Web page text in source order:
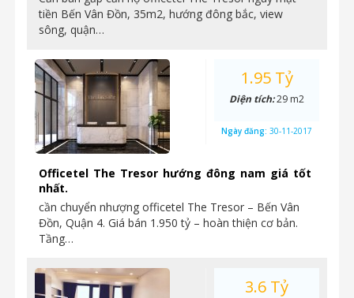
tiền Bến Vân Đồn, 35m2, hướng đông bắc, view
sông, quận…
Officetel The Tresor hướng đông nam giá tốt
nhất.
cần chuyển nhượng officetel The Tresor – Bến Vân
Đồn, Quận 4. Giá bán 1.950 tỷ – hoàn thiện cơ bản.
Tầng…
1.95 Tỷ
Diện tích:29 m2
Ngày đăng: 30-11-2017
3.6 Tỷ